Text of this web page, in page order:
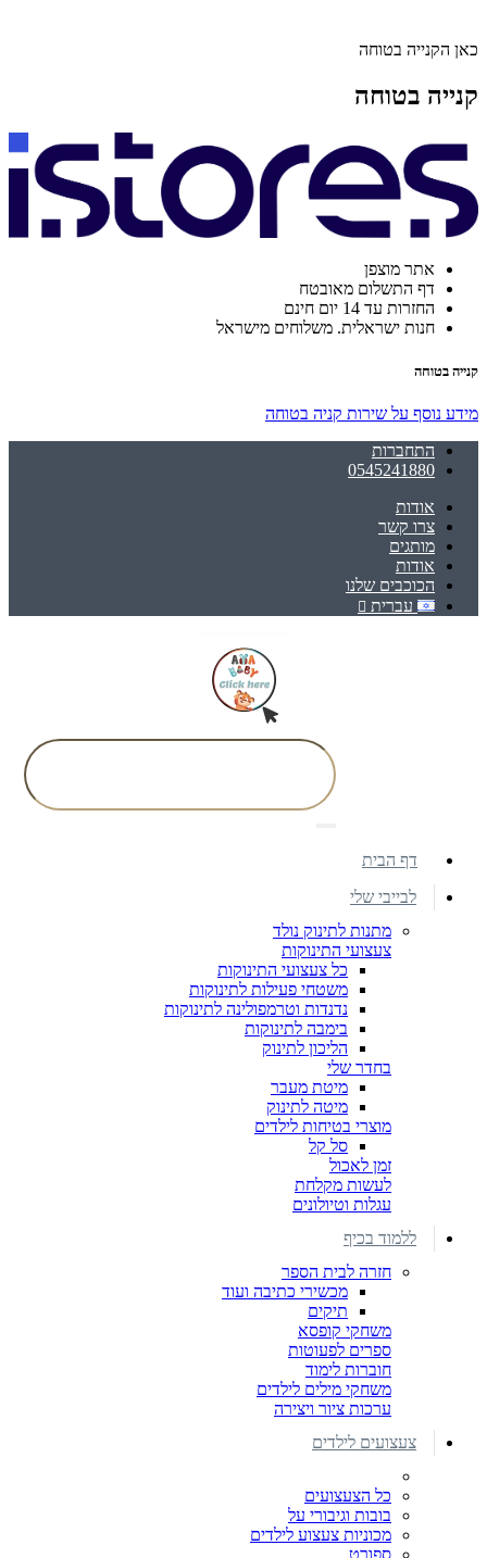
כאן הקנייה בטוחה
קנייה בטוחה
אתר מוצפן
דף התשלום מאובטח
החזרות עד 14 יום חינם
חנות ישראלית. משלוחים מישראל
קנייה בטוחה
מידע נוסף על שירות קניה בטוחה
התחברות
0545241880
אודות
צרו קשר
מותגים
אודות
הכוכבים שלנו
עברית
דף הבית
לבייבי שלי
מתנות לתינוק נולד
צעצועי התינוקות
כל צעצועי התינוקות
משטחי פעילות לתינוקות
נדנדות וטרמפולינה לתינוקות
בימבה לתינוקות
הליכון לתינוק
בחדר שלי
מיטת מעבר
מיטה לתינוק
מוצרי בטיחות לילדים
סל קל
זמן לאכול
לעשות מקלחת
עגלות וטיולונים
ללמוד בכיף
חזרה לבית הספר
מכשירי כתיבה ועוד
תיקים
משחקי קופסא
ספרים לפעוטות
חוברות לימוד
משחקי מילים לילדים
ערכות ציור ויצירה
צעצועים לילדים
כל הצעצועים
בובות וגיבורי על
מכוניות צעצוע לילדים
ספורט